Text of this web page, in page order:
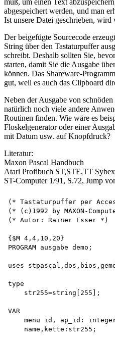
muß, um einen Text
abgespeichert werden, und man
Ist unsere Datei geschrieben,
Der beigefügte Sourcecode
String über den Tastaturpuffer
schreibt. Deshalb sollten Sie,
starten, damit Sie die Ausgabe
können. Das Shareware-
gut, weil es auch das Clipboard
Neben der Ausgabe von
natürlich noch viele andere
Routinen finden. Wie wäre es
Floskelgenerator oder einer
mit Datum usw. auf Knopfdruck?
Literatur:
Maxon Pascal Handbuch
Atari Profibuch ST,STE,TT
ST-Computer 1/91, S.72, Jump
(* Tastaturpuffer per
(* (c)1992 by MAXON-
(* Autor: Rainer Esser *)
{$M 4,4,10,20}
PROGRAM ausgabe demo;
uses
type
    str255=string[255];
VAR
menu id, ap_id:
    name,kette:str255;